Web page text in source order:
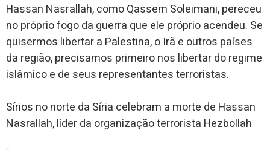
Hassan Nasrallah, como Qassem Soleimani, pereceu
no próprio fogo da guerra que ele próprio acendeu. Se
quisermos libertar a Palestina, o Irã e outros países
da região, precisamos primeiro nos libertar do regime
islâmico e de seus representantes terroristas.
Sírios no norte da Síria celebram a morte de Hassan
Nasrallah, líder da organização terrorista Hezbollah